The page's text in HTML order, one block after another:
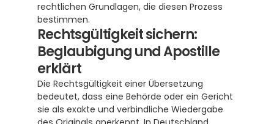
rechtlichen Grundlagen, die diesen Prozess
bestimmen.
Rechtsgültigkeit sichern:
Beglaubigung und Apostille
erklärt
Die Rechtsgültigkeit einer Übersetzung
bedeutet, dass eine Behörde oder ein Gericht
sie als exakte und verbindliche Wiedergabe